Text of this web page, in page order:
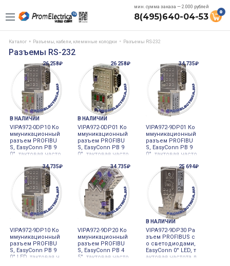
мин. сумма заказа — 2.000 рублей
8(495)640-04-53 0
Каталог Разъемы, кабели, клеммные колодки Разъемы RS-232
Разъемы RS-232
26 258₽
В НАЛИЧИИ
VIPA972-0DP10 Ко
ммуникационный
разъем PROFIBU
S, EasyConn PB 9
0°, тактовая часто
металлический к
орпус, VIPA
26 258₽
В НАЛИЧИИ
VIPA972-0DP01 Ко
ммуникационный
разъем PROFIBU
S, EasyConn PB 9
0°, тактовая часто
металлический к
орпус, VIPA
34 735₽
VIPA972-9DP01 Ко
ммуникационный
разъем PROFIBU
S, EasyConn PB 9
0°, тактовая часто
металлический к
орпус, VIPA
34 735₽
VIPA972-9DP10 Ко
ммуникационный
разъем PROFIBU
S, EasyConn PB 9
0° LED, тактовая ч
34 735₽
VIPA972-9DP20 Ко
ммуникационный
разъем PROFIBU
S, EasyConn PB 4
5°, тактовая часто
25 694₽
В НАЛИЧИИ
VIPA972-9DP30 Ра
зъем PROFIBUS с
о светодиодами,
EasyConn 0° LED, т
актовая частота д